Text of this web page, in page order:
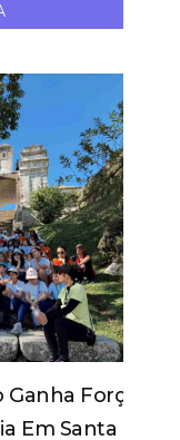
Força E